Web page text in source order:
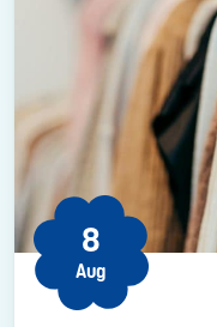
8
Aug